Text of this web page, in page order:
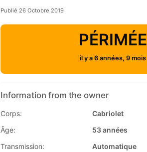
Publié 26 Octobre 2019
PÉRIMÉE
il y a 6 années, 9 mois
Information from the owner
Corps:
Cabriolet
Âge:
53 années
Transmission:
Automatique